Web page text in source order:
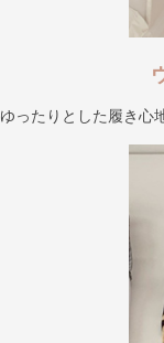
ゆったりとした履き心